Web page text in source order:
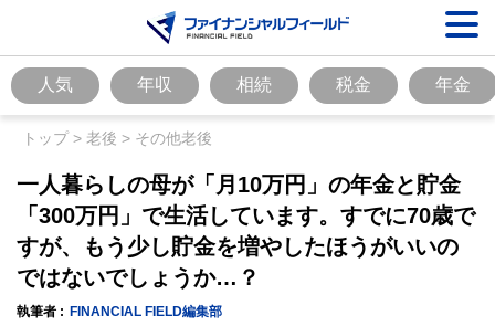
人気 年収 相続 税金 年金
トップ> 老後 > その他老後
一人暮らしの母が「月10万円」の年金と貯金
「300万円」で生活しています。すでに70歳で
すが、もう少し貯金を増やしたほうがいいの
ではないでしょうか…？
執筆者 : FINANCIAL FIELD編集部